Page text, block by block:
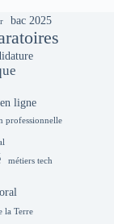
bac 2025
ligne
professionnelle
métiers tech
la Terre